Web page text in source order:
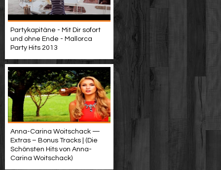
Partykapitäne - Mit Dir sofort
und ohne Ende - Mallorca
Party Hits 2013
Anna-Carina Woitschack —
Extras – Bonus Tracks | (Die
Schönsten Hits von Anna-
Carina Woitschack)